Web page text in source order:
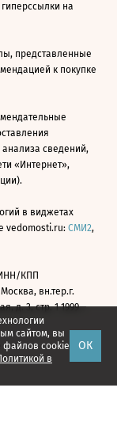
сайтом, вы
файлов cookie
в
ОК
на
представленные
к покупке
сведений,
«Интернет»,
в виджетах
vedomosti.ru: СМИ2,
КПП
Москва, вн.тер.г.
д. 3, стр. 1 1999—